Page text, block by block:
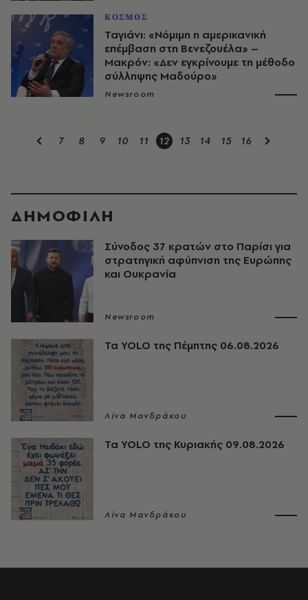
ΚΟΣΜΟΣ
Ταγιάνι: «Νόμιμη η αμερικανική
επέμβαση στη Βενεζουέλα» –
Μακρόν: «Δεν εγκρίνουμε τη μέθοδο
σύλληψης Μαδούρο»
Newsroom
7 8 9 10 11 12 13 14 15 16
ΔΗΜΟΦΙΛΗ
Σύνοδος 37 κρατών στο Παρίσι για
στρατηγική αφύπνιση της Ευρώπης
και Ουκρανία
Newsroom
Τα YOLO της Πέμπτης 06.08.2026
Λίνα Μανδράκου
Τα YOLO της Κυριακής 09.08.2026
Λίνα Μανδράκου